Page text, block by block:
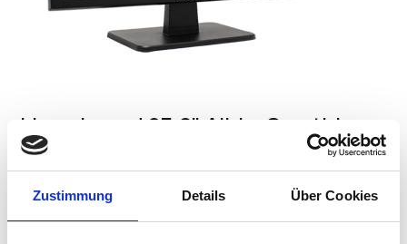
Zustimmung Details Über Cookies
Linux based 23.6" All-in-One thin
client
Atrust A210L is an All-in-One thin client device
especially designed for client/server computing
environment and ready to be deployed with IGEL OS.